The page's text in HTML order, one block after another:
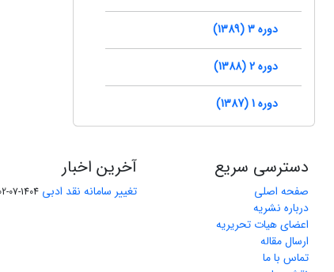
دوره 3 (1389)
دوره 2 (1388)
دوره 1 (1387)
دسترسی سریع
صفحه اصلی
درباره نشریه
اعضای هیات تحریریه
ارسال مقاله
تماس با ما
آخرین اخبار
تغییر سامانه نقد ادبی 1404-07-02